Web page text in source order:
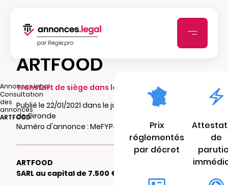
Annonces.legal
|
Consultation
des
annonces
|
ARTFOOD
ARTFOOD
Transfert de siège dans le même ressort
Publié le 22/01/2021 dans le journal Le Courrier
de Gironde
Numéro d'annonce : MeFYP4EoOgZO1
ARTFOOD
SARL au capital de 7.500 €
Prix
réglementés
par décret
de